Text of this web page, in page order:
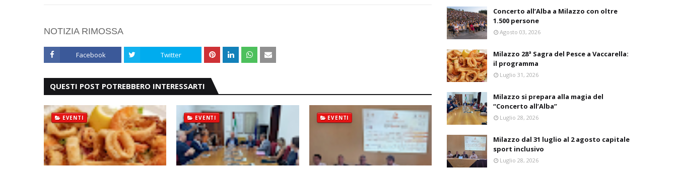
NOTIZIA RIMOSSA
Facebook Twitter
QUESTI POST POTREBBERO INTERESSARTI
EVENTI EVENTI EVENTI
Concerto all’Alba a Milazzo con oltre
1.500 persone
Agosto 03, 2026
Milazzo 28ª Sagra del Pesce a Vaccarella:
il programma
Luglio 31, 2026
Milazzo si prepara alla magia del
“Concerto all’Alba”
Luglio 28, 2026
Milazzo dal 31 luglio al 2 agosto capitale
sport inclusivo
Luglio 28, 2026